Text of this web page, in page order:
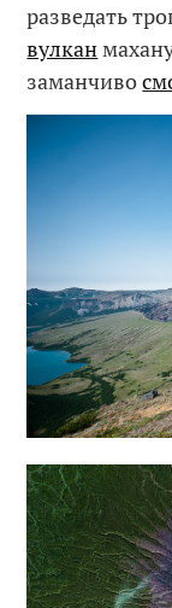
разведать
вулкан
заманчиво